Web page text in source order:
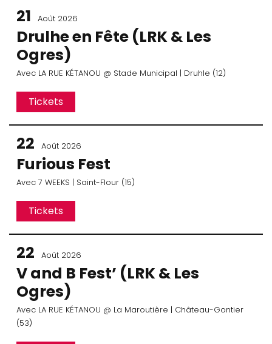
21 Août 2026
Drulhe en Fête (LRK & Les
Ogres)
Avec LA RUE KÉTANOU @ Stade Municipal | Druhle (12)
Tickets
22 Août 2026
Furious Fest
Avec 7 WEEKS | Saint-Flour (15)
Tickets
22 Août 2026
V and B Fest’ (LRK & Les
Ogres)
Avec LA RUE KÉTANOU @ La Maroutière | Château-Gontier
(53)